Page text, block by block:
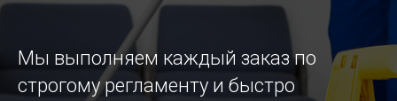
Мы выполняем каждый заказ по
строгому регламенту и быстро